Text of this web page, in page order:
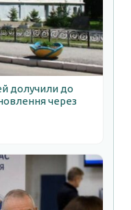
долучили до
через